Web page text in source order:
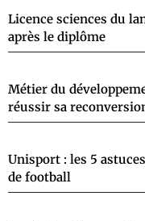
Licence sciences du
après le diplôme
Métier du
réussir sa
Unisport : les 5
de football